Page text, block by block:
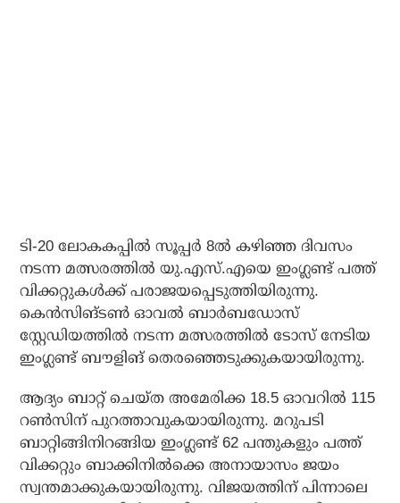
ടി-20 ലോകകപ്പില്‍ സൂപ്പര്‍ 8ല്‍ കഴിഞ്ഞ ദിവസം
നടന്ന മത്സരത്തില്‍ യു.എസ്.എയെ ഇംഗ്ലണ്ട് പത്ത്
വിക്കറ്റുകള്‍ക്ക് പരാജയപ്പെടുത്തിയിരുന്നു.
കെന്‍സിങ്ടണ്‍ ഓവല്‍ ബാര്‍ബഡോസ്
സ്റ്റേഡിയത്തില്‍ നടന്ന മത്സരത്തില്‍ ടോസ് നേടിയ
ഇംഗ്ലണ്ട് ബൗളിങ് തെരഞ്ഞെടുക്കുകയായിരുന്നു.
ആദ്യം ബാറ്റ് ചെയ്ത അമേരിക്ക 18.5 ഓവറില്‍ 115
റണ്‍സിന് പുറത്താവുകയായിരുന്നു. മറുപടി
ബാറ്റിങ്ങിനിറങ്ങിയ ഇംഗ്ലണ്ട് 62 പന്തുകളും പത്ത്
വിക്കറ്റും ബാക്കിനില്‍ക്കെ അനായാസം ജയം
സ്വന്തമാക്കുകയായിരുന്നു. വിജയത്തിന് പിന്നാലെ